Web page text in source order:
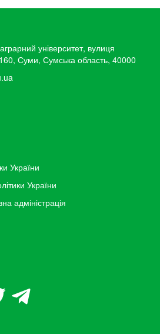
університет, вулиця
Суми, Сумська область, 40000
України
України
адміністрація